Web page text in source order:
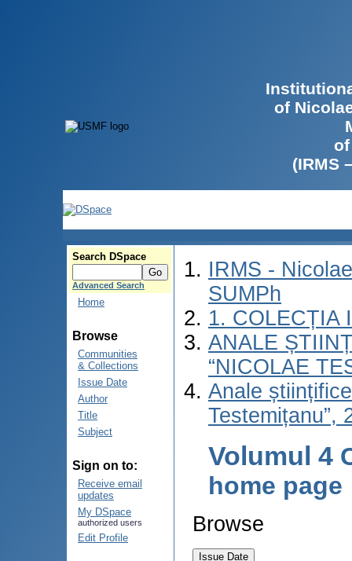
of
(IRMS
Search DSpace
Advanced Search
Home
Browse
Communities
& Collections
Issue Date
Author
Title
Subject
Sign on to:
Receive email
updates
My DSpace
authorized users
Edit Profile
IRMS -
SUMPh
1. COLECȚIA
ANALE
“NICOLAE
Anale
Testemițanu”,
Volumul 4
home page
Browse